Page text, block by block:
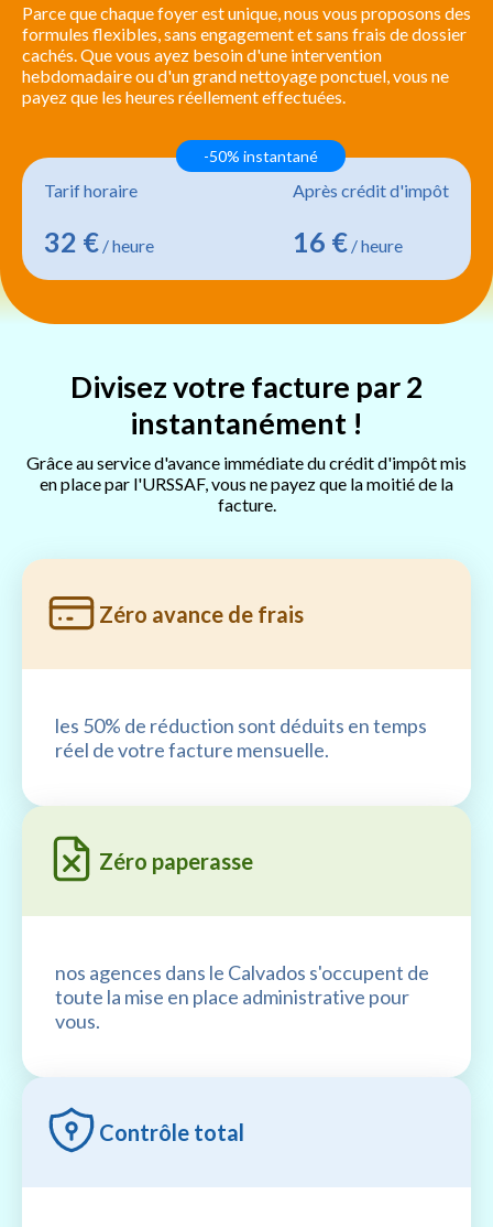
Parce que chaque foyer est unique, nous vous proposons des
formules flexibles, sans engagement et sans frais de dossier
cachés. Que vous ayez besoin d'une intervention
hebdomadaire ou d'un grand nettoyage ponctuel, vous ne
payez que les heures réellement effectuées.
Tarif horaire
32 € / heure
Après crédit d'impôt
16 € / heure
-50% instantané
Divisez votre facture par 2
instantanément !
Grâce au service d'avance immédiate du crédit d'impôt mis
en place par l'URSSAF, vous ne payez que la moitié de la
facture.
Zéro avance de frais
les 50% de réduction sont déduits en temps
réel de votre facture mensuelle.
Zéro paperasse
nos agences dans le Calvados s'occupent de
toute la mise en place administrative pour
vous.
Contrôle total